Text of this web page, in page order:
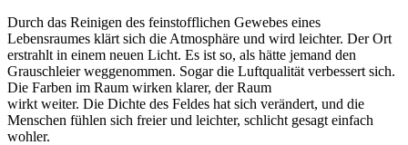
Durch das Reinigen des feinstofflichen Gewebes eines
Lebensraumes klärt sich die Atmosphäre und wird leichter. Der Ort
erstrahlt in einem neuen Licht. Es ist so, als hätte jemand den
Grauschleier weggenommen. Sogar die Luftqualität verbessert sich.
Die Farben im Raum wirken klarer, der Raum
wirkt weiter. Die Dichte des Feldes hat sich verändert, und die
Menschen fühlen sich freier und leichter, schlicht gesagt einfach
wohler.